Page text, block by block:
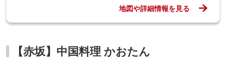
地図や詳細情報を見る
【赤坂】中国料理 かおたん